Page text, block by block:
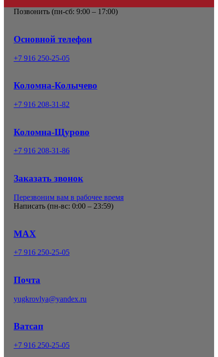
Позвонить (пн-сб: 9:00 – 17:00)
Основной телефон
+7 916 250-25-05
Коломна-Колычево
+7 916 208-31-82
Коломна-Щурово
+7 916 208-31-86
Заказать звонок
Перезвоним вам в рабочее время
Написать (пн-вс: 0:00 – 23:59)
MAX
+7 916 250-25-05
Почта
yugkrovlya@yandex.ru
Ватсап
+7 916 250-25-05